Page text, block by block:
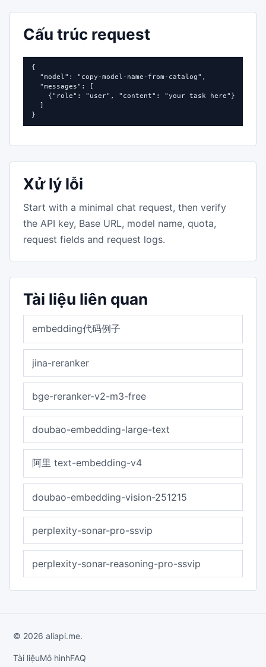
Cấu trúc request
{
  "model": "copy-model-name-from-catalog",
  "messages": [
    {"role": "user", "content": "your task here"}
  ]
}
Xử lý lỗi
Start with a minimal chat request, then verify
the API key, Base URL, model name, quota,
request fields and request logs.
Tài liệu liên quan
embedding代码例子
jina-reranker
bge-reranker-v2-m3-free
doubao-embedding-large-text
阿里 text-embedding-v4
doubao-embedding-vision-251215
perplexity-sonar-pro-ssvip
perplexity-sonar-reasoning-pro-ssvip
© 2026 aliapi.me.
Tài liệuMô hìnhFAQ